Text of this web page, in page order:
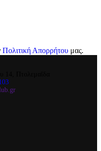
Πολιτική Απορρήτου μας.